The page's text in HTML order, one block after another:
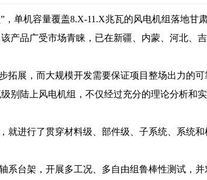
单机容量覆盖8.X-11.X兆瓦的风电机组落地
产品广受市场青睐，已在新疆、内蒙、河北、
展，而大规模开发需要保证项目整场出力的可
别陆上风电机组，不仅经过充分的理论分析和
进行了贯穿材料级、部件级、子系统、系统
台架，开展多工况、多自由组鲁棒性测试，